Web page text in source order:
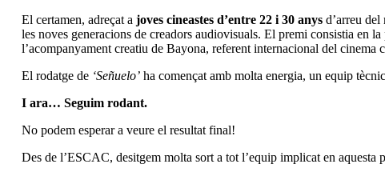
El certamen, adreçat a joves cineastes d’entre 22 i 30 anys d’arreu
les noves generacions de creadors audiovisuals. El premi consistia
l’acompanyament creatiu de Bayona, referent internacional del cinema
El rodatge de ‘Señuelo’ ha començat amb molta energia, un equip
I ara… Seguim rodant.
No podem esperar a veure el resultat final!
Des de l’ESCAC, desitgem molta sort a tot l’equip implicat en aquesta